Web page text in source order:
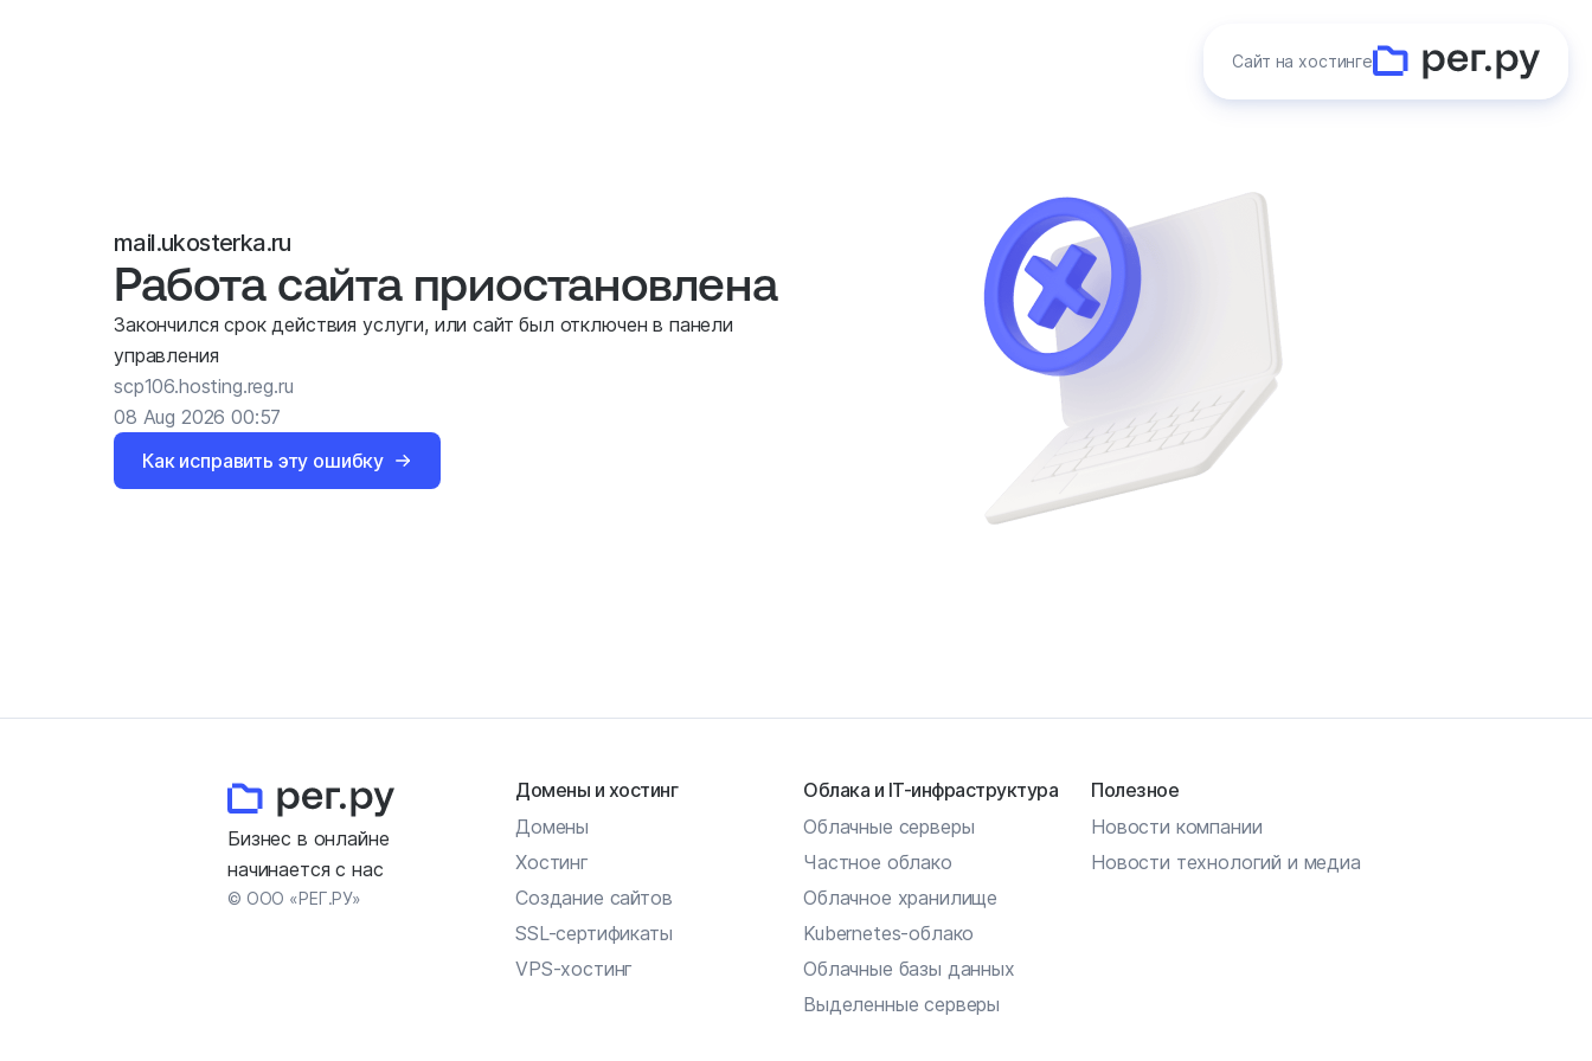
Сайт на хостинге
mail.ukosterka.ru
Работа сайта приостановлена
Закончился срок действия услуги, или сайт был отключен в панели
управления
scp106.hosting.reg.ru
08 Aug 2026 00:57
Как исправить эту ошибку
Бизнес в онлайне
начинается с нас
© ООО «РЕГ.РУ»
Домены и хостинг
Домены
Хостинг
Создание сайтов
SSL-сертификаты
VPS-хостинг
Облака и IT-инфраструктура
Облачные серверы
Частное облако
Облачное хранилище
Kubernetes-облако
Облачные базы данных
Выделенные серверы
Полезное
Новости компании
Новости технологий и медиа